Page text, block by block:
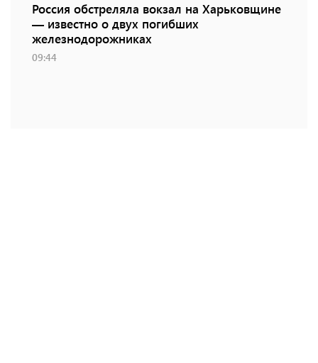
Россия обстреляла вокзал на Харьковщине
— известно о двух погибших
железнодорожниках
09:44